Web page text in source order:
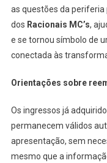
as questões da
dos Racionais MC’s,
e se tornou símbolo de
conectada às
Orientações sobre
Os ingressos já
permanecem válidos
apresentação, sem
mesmo que a